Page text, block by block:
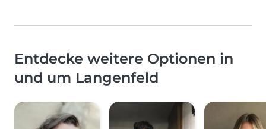
Entdecke weitere Optionen in
und um Langenfeld